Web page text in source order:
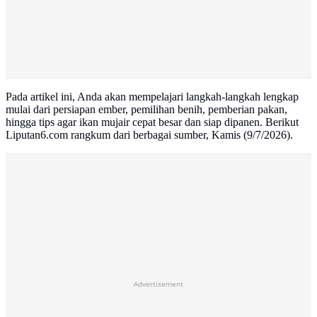
Pada artikel ini, Anda akan mempelajari langkah-langkah lengkap
mulai dari persiapan ember, pemilihan benih, pemberian pakan,
hingga tips agar ikan mujair cepat besar dan siap dipanen. Berikut
Liputan6.com rangkum dari berbagai sumber, Kamis (9/7/2026).
Advertisement